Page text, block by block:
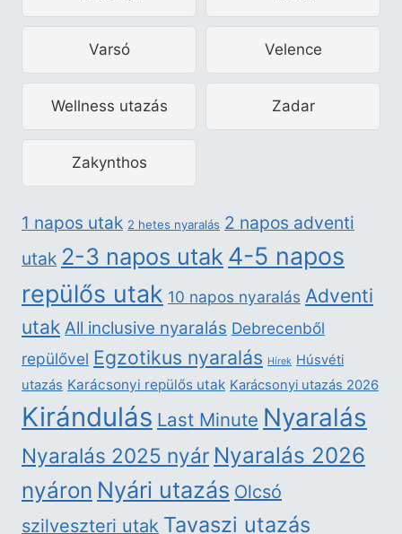
Varsó Velence
Wellness utazás Zadar
Zakynthos
1 napos utak 2 hetes nyaralás 2 napos adventi
utak 2-3 napos utak 4-5 napos
repülős utak 10 napos nyaralás Adventi
utak All inclusive nyaralás Debrecenből
repülővel Egzotikus nyaralás Hírek Húsvéti
utazás Karácsonyi repülős utak Karácsonyi utazás 2026
Kirándulás Last Minute Nyaralás
Nyaralás 2025 nyár Nyaralás 2026
nyáron Nyári utazás Olcsó
szilveszteri utak Tavaszi utazás